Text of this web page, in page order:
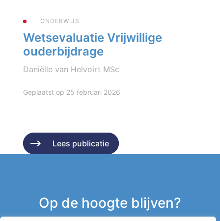
Lees publicatie
ONDERWIJS
Wetsevaluatie Vrijwillige
ouderbijdrage
Daniëlle van Helvoirt MSc
Geplaatst op 25 februari 2026
Lees publicatie
Op de hoogte blijven?